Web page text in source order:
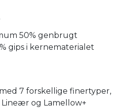
50% genbrugt
gips i kernematerialet
7 forskellige finertyper,
og Lamellow+